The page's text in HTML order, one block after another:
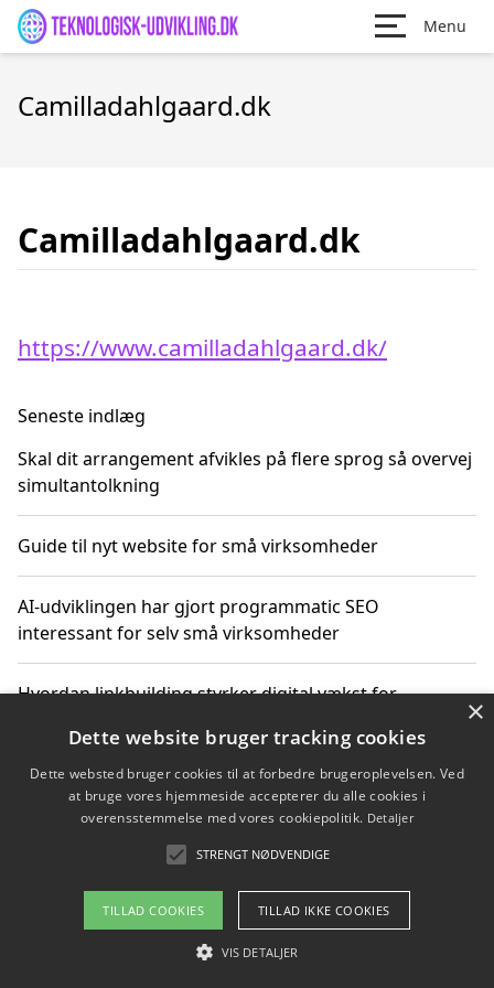
Menu
Camilladahlgaard.dk
Camilladahlgaard.dk
https://www.camilladahlgaard.dk/
Seneste indlæg
Skal dit arrangement afvikles på flere sprog så overvej
simultantolkning
Guide til nyt website for små virksomheder
AI-udviklingen har gjort programmatic SEO
interessant for selv små virksomheder
Hvordan linkbuilding styrker digital vækst for
Sådan har udviklingen inden for genbrug af elektronik
ændret sig
Copyright 2026 - Pilanto Aps
Om / kontakt
×
Dette website bruger tracking cookies
Dette websted bruger cookies til at forbedre brugeroplevelsen. Ved
at bruge vores hjemmeside accepterer du alle cookies i
overensstemmelse med vores cookiepolitik. Detaljer
STRENGT NØDVENDIGE
TILLAD COOKIES TILLAD IKKE COOKIES
VIS DETALJER